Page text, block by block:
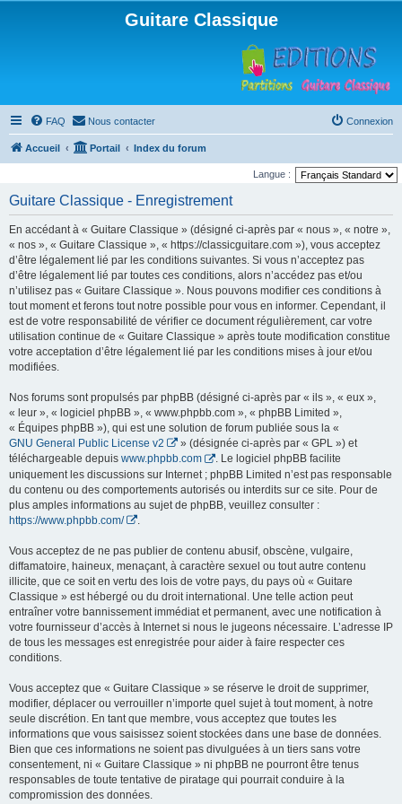
Guitare Classique
FAQ Nous contacter Connexion
Accueil Portail Index du forum
Langue :
Guitare Classique - Enregistrement
En accédant à « Guitare Classique » (désigné ci-après par « nous », « notre »,
« nos », « Guitare Classique », « https://classicguitare.com »), vous acceptez
d’être légalement lié par les conditions suivantes. Si vous n’acceptez pas
d’être légalement lié par toutes ces conditions, alors n’accédez pas et/ou
n’utilisez pas « Guitare Classique ». Nous pouvons modifier ces conditions à
tout moment et ferons tout notre possible pour vous en informer. Cependant, il
est de votre responsabilité de vérifier ce document régulièrement, car votre
utilisation continue de « Guitare Classique » après toute modification constitue
votre acceptation d’être légalement lié par les conditions mises à jour et/ou
modifiées.
Nos forums sont propulsés par phpBB (désigné ci-après par « ils », « eux »,
« leur », « logiciel phpBB », « www.phpbb.com », « phpBB Limited »,
« Équipes phpBB »), qui est une solution de forum publiée sous la «
GNU General Public License v2
» (désignée ci-après par « GPL ») et
téléchargeable depuis www.phpbb.com
. Le logiciel phpBB facilite
uniquement les discussions sur Internet ; phpBB Limited n’est pas responsable
du contenu ou des comportements autorisés ou interdits sur ce site. Pour de
plus amples informations au sujet de phpBB, veuillez consulter :
https://www.phpbb.com/
Vous acceptez de ne pas publier de contenu abusif, obscène, vulgaire,
diffamatoire, haineux, menaçant, à caractère sexuel ou tout autre contenu
illicite, que ce soit en vertu des lois de votre pays, du pays où « Guitare
Classique » est hébergé ou du droit international. Une telle action peut
entraîner votre bannissement immédiat et permanent, avec une notification à
votre fournisseur d’accès à Internet si nous le jugeons nécessaire. L’adresse IP
de tous les messages est enregistrée pour aider à faire respecter ces
conditions.
Vous acceptez que « Guitare Classique » se réserve le droit de supprimer,
modifier, déplacer ou verrouiller n’importe quel sujet à tout moment, à notre
seule discrétion. En tant que membre, vous acceptez que toutes les
informations que vous saisissez soient stockées dans une base de données.
Bien que ces informations ne soient pas divulguées à un tiers sans votre
consentement, ni « Guitare Classique » ni phpBB ne pourront être tenus
responsables de toute tentative de piratage qui pourrait conduire à la
compromission des données.